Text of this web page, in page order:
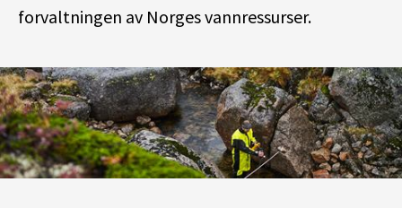
forvaltningen av Norges vannressurser.